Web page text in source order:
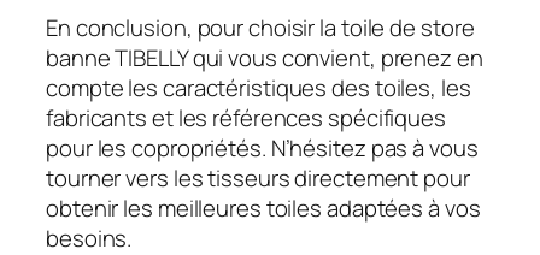
En conclusion, pour choisir la toile de store
banne TIBELLY qui vous convient, prenez en
compte les caractéristiques des toiles, les
fabricants et les références spécifiques
pour les copropriétés. N’hésitez pas à vous
tourner vers les tisseurs directement pour
obtenir les meilleures toiles adaptées à vos
besoins.